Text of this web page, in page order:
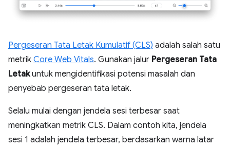
Pergeseran Tata Letak Kumulatif (CLS) adalah salah satu
metrik Core Web Vitals. Gunakan jalur Pergeseran Tata
Letakuntuk mengidentifikasi potensi masalah dan
penyebab pergeseran tata letak.
Selalu mulai dengan jendela sesi terbesar saat
meningkatkan metrik CLS. Dalam contoh kita, jendela
sesi 1 adalah jendela terbesar, berdasarkan warna latar